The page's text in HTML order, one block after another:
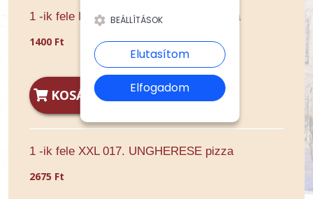
1 -ik fele Extra 017. UNGHERESE pizza
1400 Ft
KOSÁRBA
1 -ik fele XXL 017. UNGHERESE pizza
2675 Ft
BEÁLLÍTÁSOK
Elutasítom
Elfogadom